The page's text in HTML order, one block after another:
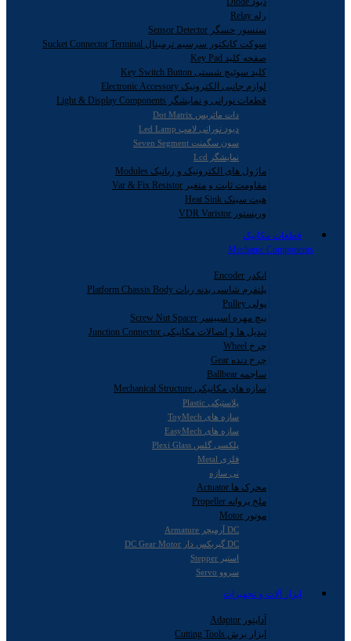
رله Relay
سنسور حسگر Sensor Detector
سوکت کانکتور سرسیم ترمینال Sucket Connector Terminal
صفحه کلید Key Pad
کلید سوئیچ شستی Key Switch Button
لوازم جانبی الکترونیک Electronic Accessory
قطعات نورانی و نمایشگر Light & Display Components
دات ماتریس Dot Matrix
دیود نورانی لامپ Led Lamp
سون سگمنت Seven Segment
نمایشگر Lcd
ماژول های الکترونیک و رباتیک Modules
مقاومت ثابت و متغیر Var & Fix Resistor
هیت سینک Heat Sink
وریستور VDR Varistor
قطعات مکانیک
Mechanic Components
انکدر Encoder
پلتفرم شاسی بدنه ربات Platform Chassis Body
پولی Pulley
پیچ مهره اسپیسر Screw Nut Spacer
تبدیل ها و اتصالات مکانیکی Junction Connector
چرخ Wheel
چرخ دنده Gear
ساچمه Ballbear
سازه های مکانیکی Mechanical Structure
پلاستیکی Plastic
سازه های ToyMech
سازه های EasyMech
پلکسی گلس Plexi Glass
فلزی Metal
نی سازه
محرک ها Actuator
ملخ پروانه Propeller
موتور Motor
DC آرمیچر Armature
DC گیربکس دار DC Gear Motor
استپر Stepper
سروو Servo
ابزار آلات و تجهیزات
آداپتور Adaptor
ابزار برش Cutting Tools